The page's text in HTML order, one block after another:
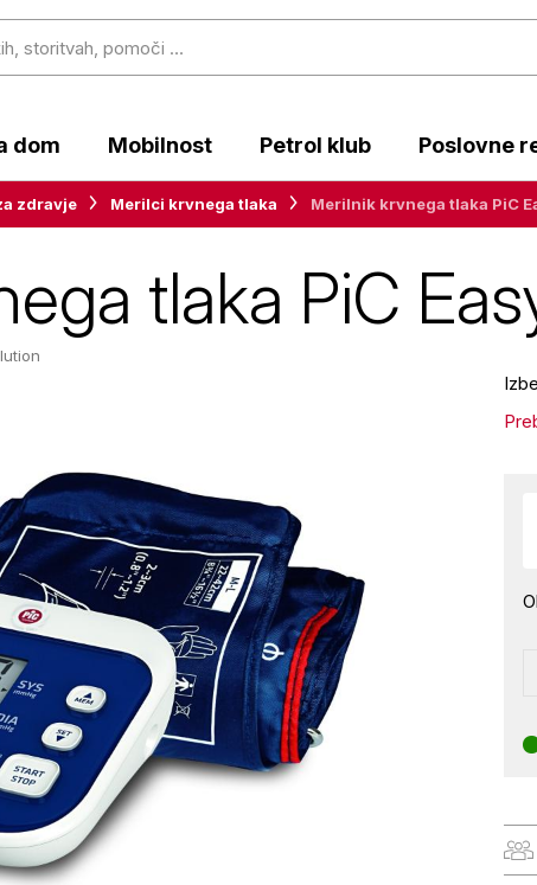
dom Mobilnost Petrol klub Poslovne
zdravje Merilci krvnega tlaka Merilnik krvnega tlaka PiC
tlaka PiC